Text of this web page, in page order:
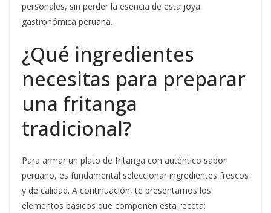
personales, sin perder la esencia de esta joya
gastronómica peruana.
¿Qué ingredientes
necesitas para preparar
una fritanga
tradicional?
Para armar un plato de fritanga con auténtico sabor
peruano, es fundamental seleccionar ingredientes frescos
y de calidad. A continuación, te presentamos los
elementos básicos que componen esta receta: